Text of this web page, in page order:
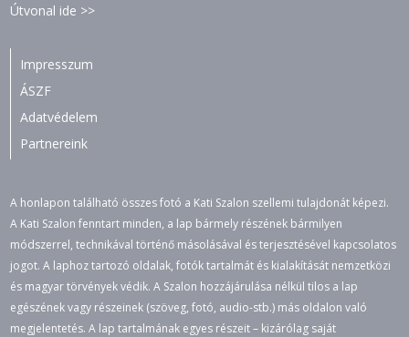
Útvonal ide >>
Impresszum
ÁSZF
Adatvédelem
Partnereink
A honlapon található összes fotó a Kati Szalon szellemi tulajdonát képezi.
A Kati Szalon fenntart minden, a lap bármely részének bármilyen
módszerrel, technikával történő másolásával és terjesztésével kapcsolatos
jogot. A laphoz tartozó oldalak, fotók tartalmát és kialakítását nemzetközi
és magyar törvények védik. A Szalon hozzájárulása nélkül tilos a lap
egészének vagy részeinek (szöveg, fotó, audio-stb.) más oldalon való
megjelentetés. A lap tartalmának egyes részeit – kizárólag saját